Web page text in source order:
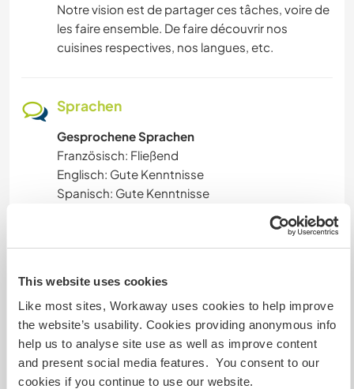
This website uses cookies
Like most sites, Workaway uses cookies to help improve
the website’s usability. Cookies providing anonymous info
help us to analyse site use as well as improve content
and present social media features. You consent to our
cookies if you continue to use our website.
Notre vision est de partager ces tâches, voire de
les faire ensemble. De faire découvrir nos
cuisines respectives, nos langues, etc.
Sprachen
Gesprochene Sprachen
Französisch: Fließend
Englisch: Gute Kenntnisse
Spanisch: Gute Kenntnisse
Notre idée est justement un échange
Unterkunft